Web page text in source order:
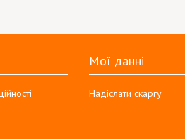
Мої данні
Надіслати скаргу